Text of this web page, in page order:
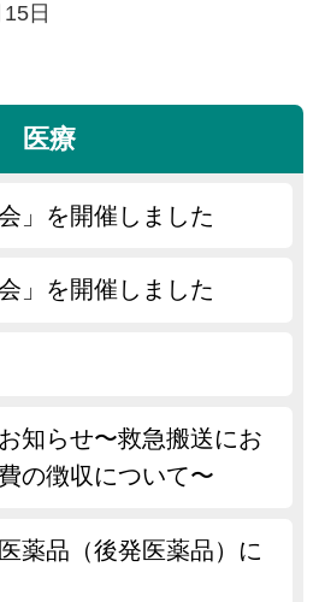
日
医療
」を開催しました
」を開催しました
知らせ〜救急搬送にお
の徴収について〜
薬品（後発医薬品）に